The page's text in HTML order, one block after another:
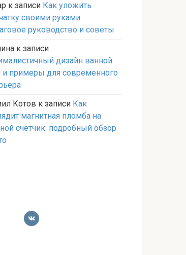
к записи Как уложить
своими руками:
руководство и советы
к записи
дизайн ванной:
и примеры для современного
Котов к записи Как
магнитная пломба на
счетчик: подробный обзор